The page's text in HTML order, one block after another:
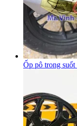
Ốp pô trong